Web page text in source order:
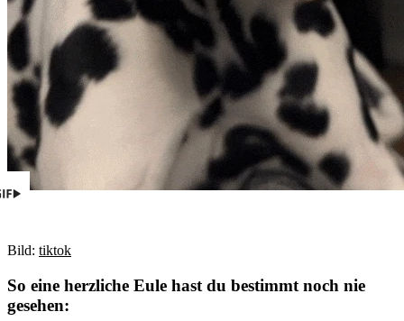
Bild: tiktok
So eine herzliche Eule hast du bestimmt noch nie
gesehen: